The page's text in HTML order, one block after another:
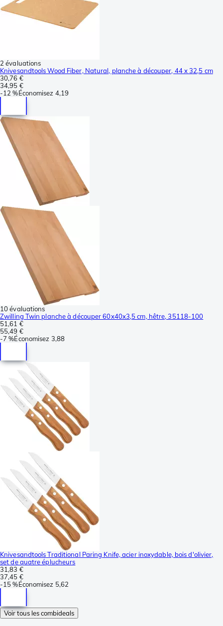
2 évaluations
Knivesandtools Wood Fiber, Natural, planche à découper, 44 x 32,5 cm
30,76 €
34,95 €
-12 %Économisez 4,19
10 évaluations
Zwilling Twin planche à découper 60x40x3,5 cm, hêtre, 35118-100
51,61 €
55,49 €
-7 %Économisez 3,88
Knivesandtools Traditional Paring Knife, acier inoxydable, bois d'olivier,
set de quatre éplucheurs
31,83 €
37,45 €
-15 %Économisez 5,62
Voir tous les combideals